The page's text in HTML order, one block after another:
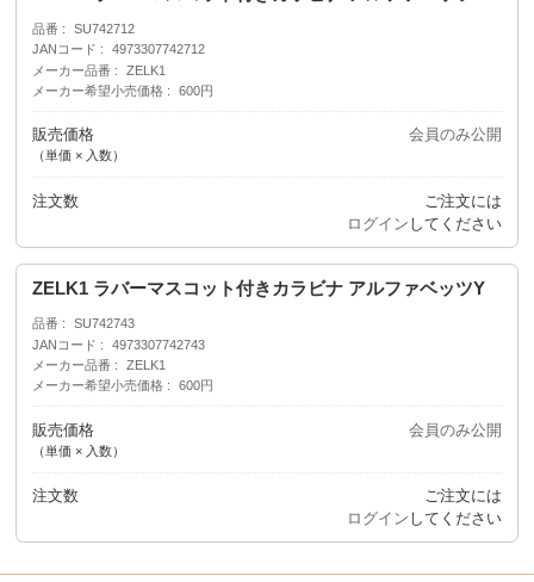
品番
SU742712
JANコード
4973307742712
メーカー品番
ZELK1
メーカー希望小売価格
600円
販売価格
（単価 × 入数）
会員のみ公開
注文数
ご注文には
ログイン してください
ZELK1 ラバーマスコット付きカラビナ アルファベッツY
品番
SU742743
JANコード
4973307742743
メーカー品番
ZELK1
メーカー希望小売価格
600円
販売価格
（単価 × 入数）
会員のみ公開
注文数
ご注文には
ログイン してください